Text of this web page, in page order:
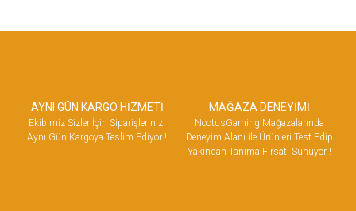
AYNI GÜN KARGO HİZMETİ
Ekibimiz Sizler İçin Siparişlerinizi
Aynı Gün Kargoya Teslim Ediyor !
MAĞAZA DENEYİMİ
NoctusGaming Mağazalarında
Deneyim Alanı ile Ürünleri Test Edip
Yakından Tanıma Fırsatı Sunuyor !